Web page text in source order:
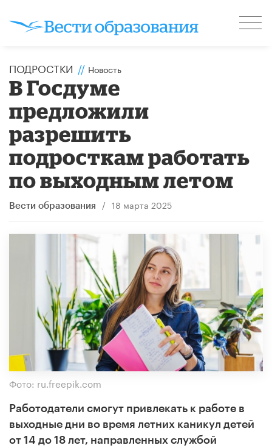
ПОДРОСТКИ // Новость
В Госдуме
предложили
разрешить
подросткам работать
по выходным летом
Вести образования / 18 марта 2025
Фото: ru.freepik.com
Работодатели смогут привлекать к работе в
выходные дни во время летних каникул детей
от 14 до 18 лет, направленных службой